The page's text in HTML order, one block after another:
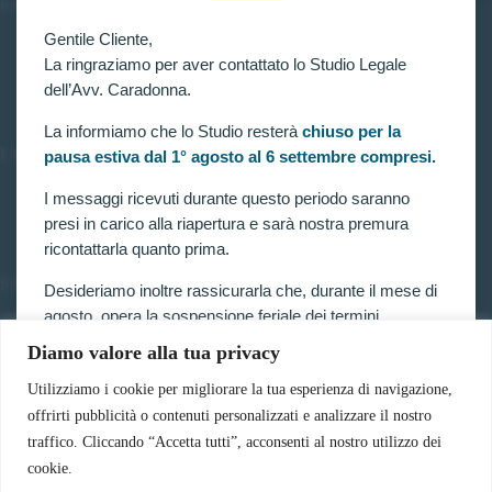
Diamo valore alla tua privacy
Utilizziamo i cookie per migliorare la tua esperienza di navigazione,
offrirti pubblicità o contenuti personalizzati e analizzare il nostro
traffico. Cliccando “Accetta tutti”, acconsenti al nostro utilizzo dei
cookie.
Gentile Cliente,
La ringraziamo per aver contattato lo Studio Legale
dell’Avv. Caradonna.
La informiamo che lo Studio resterà chiuso per la
pausa estiva dal 1° agosto al 6 settembre compresi.
I messaggi ricevuti durante questo periodo saranno
presi in carico alla riapertura e sarà nostra premura
ricontattarla quanto prima.
Desideriamo inoltre rassicurarla che, durante il mese di
agosto, opera la sospensione feriale dei termini
processuali prevista dalla legge.
Pertanto, nella generalità dei casi, i termini relativi a
ricorsi, impugnazioni e agli altri adempimenti
processuali, compresi quelli dinanzi al TAR, sono
sospesi.
Home
Chi siamo
Contatti
LINK UTILI
Prenota consulenza
Privacy e Cookie Policy
SERVIZI
Forze armate e polizia
Concorsi pubblici
Pubblico impiego
Contratti con la pubblica amministrazione
Vittime del dovere ed equiparati